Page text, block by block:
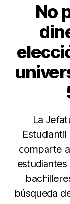
No
La
comparte
búsqueda